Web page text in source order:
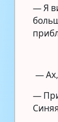
— Я
— Ах,
—